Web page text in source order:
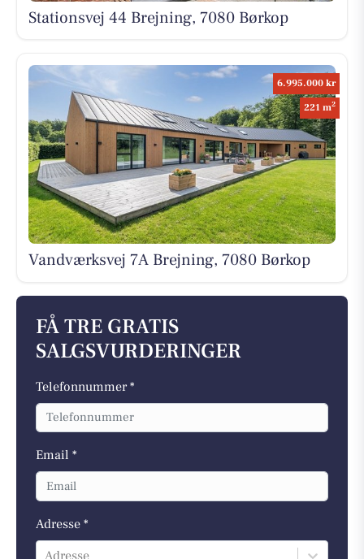
Stationsvej 44 Brejning, 7080 Børkop
6.995.000 kr
221 m2
Vandværksvej 7A Brejning, 7080 Børkop
FÅ TRE GRATIS
SALGSVURDERINGER
Telefonnummer *
Email *
Adresse *
Adresse